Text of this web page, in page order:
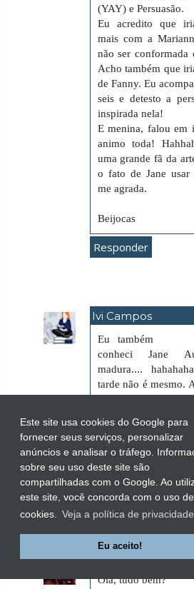
Este site usa cookies do Google para
fornecer seus serviços, personalizar
anúncios e analisar o tráfego.
sobre seu uso deste site são
compartilhadas com o Google. Ao
este site, você concorda com o uso de
cookies.
Veja a política de privacidade
Eu aceito!
(YAY) e Persuasão.
Eu acredito que
mais com a
não ser conformada
Acho também que
de Fanny. Eu
seis e detesto a
inspirada nela!
E menina, falou em
animo toda!
uma grande fã da
o fato de Jane
me agrada.
Beijocas
Responder
Ivi Campos
Eu também
conheci Jane
madura....
tarde não é mesmo.
tenho minhas
favorito da
primeiro lugar
Preconceito.
Beijos
Responder
Ana Luz 8 de junho
Olá, tudo bem?